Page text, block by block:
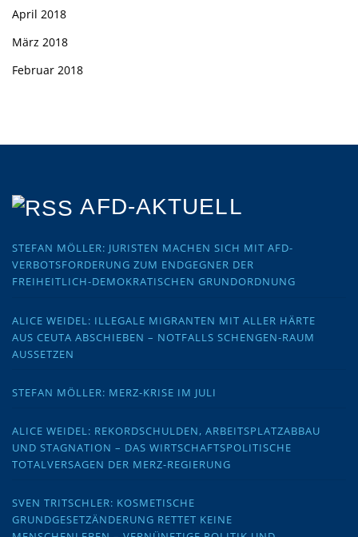
April 2018
März 2018
Februar 2018
AFD-AKTUELL
STEFAN MÖLLER: JURISTEN MACHEN SICH MIT AFD-
VERBOTSFORDERUNG ZUM ENDGEGNER DER
FREIHEITLICH-DEMOKRATISCHEN GRUNDORDNUNG
ALICE WEIDEL: ILLEGALE MIGRANTEN MIT ALLER HÄRTE
AUS CEUTA ABSCHIEBEN – NOTFALLS SCHENGEN-RAUM
AUSSETZEN
STEFAN MÖLLER: MERZ-KRISE IM JULI
ALICE WEIDEL: REKORDSCHULDEN, ARBEITSPLATZABBAU
UND STAGNATION – DAS WIRTSCHAFTSPOLITISCHE
TOTALVERSAGEN DER MERZ-REGIERUNG
SVEN TRITSCHLER: KOSMETISCHE
GRUNDGESETZÄNDERUNG RETTET KEINE